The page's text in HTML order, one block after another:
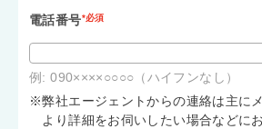
電話番号*必須
例: 090××××○○○○（ハイフンなし）
※弊社エージェントからの連絡は主に
より詳細をお伺いしたい場合などに